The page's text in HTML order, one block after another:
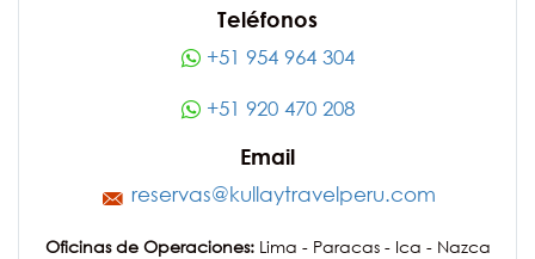
Teléfonos
+51 954 964 304
+51 920 470 208
Email
reservas@kullaytravelperu.com
Oficinas de Operaciones:Lima - Paracas - Ica - Nazca